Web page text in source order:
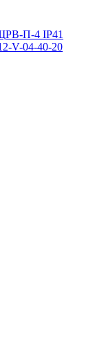
П-4 IP41
V-04-40-20